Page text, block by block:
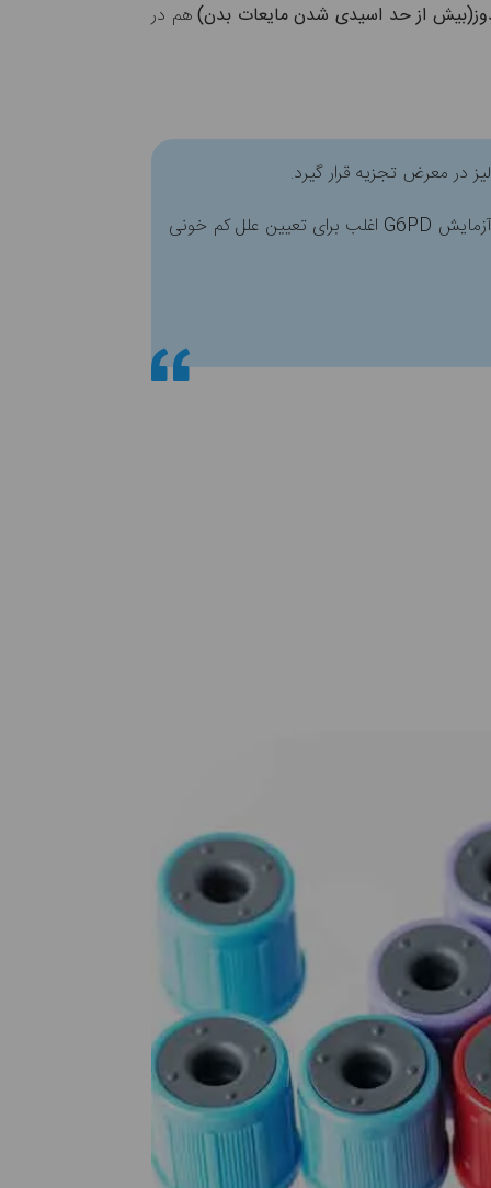
از حد اسیدی شدن مایعات بدن)هم در
کمبود G6PD یک اختلال ارثی است. این بیماری بیشتر در مردان آفریقایی، آسیایی یا نژادی مدیترانه‌ای دیده می‌شود. آزمایش G6PD اغلب برای تعیین علل کم خونی